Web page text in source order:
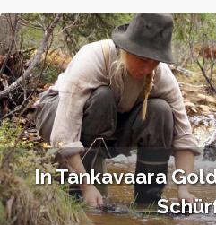
In Tankavaara